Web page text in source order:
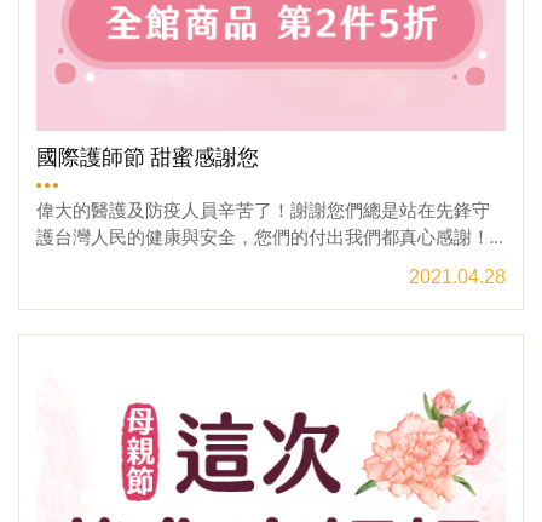
用，如需代為宅配，相關收費標準與服務請洽現場門市人
員。4.本公司保有於活動期間內更改活動規則和內容之權
利，活動內容之變動將於本活動網頁中更新，恕不另行通
享受甜蜜時光✸→蜜笈 系列指定商品65折❤這次換你寵媽
媽 母親節送禮首選❤→蜂王乳系列滿額送你鳳梨蜜☤ 國際護
師節 甜蜜感謝您☤→全館不限商品 第2件5折✽大宗採購 送
禮新寵兒✽→健康體面伴手禮✿ 清甜荔枝蜜 春天與母親節
送禮首選✿→春季美好新體驗~~♛ VIP會員 終身9折優惠♛→
家讓你心安的蜂蜜！【門市地址】→南投縣埔里鎮枇杷里
枇杷路52之1號【電話洽詢】→ 049-298-0851
國際護師節 甜蜜感謝您
偉大的醫護及防疫人員辛苦了！謝謝您們總是站在先鋒守
護台灣人民的健康與安全，您們的付出我們都真心感謝！
堅強的您們，就好比為人類辛勤授粉的小蜜蜂，對環境永
謝您們!5/12日為國際護師節，宏基蜂蜜特別推出專屬「醫
護人員」的優惠，就讓我們以滿滿的感謝與優惠，回報給
身為第一線醫護人員的您~!而5月也是世界蜂蜜日，更邀請
您一同來埔里『宏基蜜蜂生態農場』感受小蜜蜂們的喜悅~
歡迎您來我們的園區逛逛看看，絕對讓您滿意的門市限定
2021.04.28
觀看更多